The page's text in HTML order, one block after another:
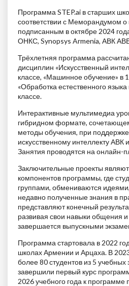
Программа STEP.ai в старших
соответствии с Меморандумом
подписанным в октябре 2024
ОНКС, Synopsys Armenia, АВК
Трёхлетняя программа
дисциплин «Искусственный
классе, «Машинное обучение» в
«Обработка естественного
классе.
Интерактивные мультимедиа
гибридном формате,
методы обучения, при
искусственному интеллекту АВК
Занятия проводятся на онлайн-
Заключительные проекты
компонентов программы, где
группами, обмениваются
недавно полученные знания в
представляют конечный
развивая свои навыки общения и
завершается выпускными
Программа стартовала в 2022
школах Армении и Арцаха. В
более 80 студентов из 5
завершили первый курс
2026 учебного года к программе